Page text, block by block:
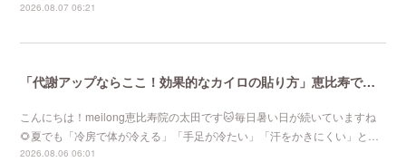
2026.08.07 06:21
「代謝アップならここ！効果的なカイロの貼り方」恵比寿で口コミNo 1美容鍼灸ならmeilong
こんにちは！meilong恵比寿院の太田です🐱毎日暑い日が続いていますね
🌻夏でも「冷房で体が冷える」「手足が冷たい」「汗をかきにくい」と…
2026.08.06 06:01